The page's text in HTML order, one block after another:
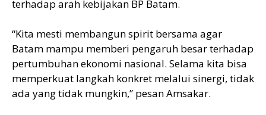
terhadap arah kebijakan BP Batam.
“Kita mesti membangun spirit bersama agar
Batam mampu memberi pengaruh besar terhadap
pertumbuhan ekonomi nasional. Selama kita bisa
memperkuat langkah konkret melalui sinergi, tidak
ada yang tidak mungkin,” pesan Amsakar.